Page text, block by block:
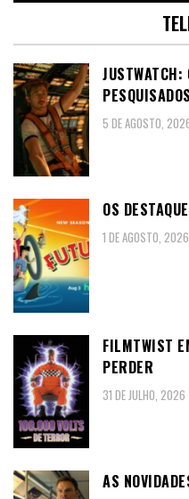
JUSTWATCH:
5 DE AGOSTO,
OS
1 DE AGOSTO, 2026
FILMTWIST
PERDER
31 DE JULHO, 2026
AS